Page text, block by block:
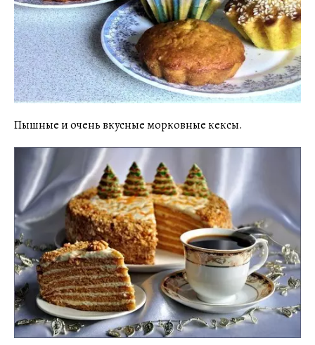
Пышные и очень вкусные морковные кексы.